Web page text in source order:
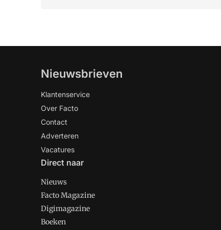
Nieuwsbrieven
Klantenservice
Over Facto
Contact
Adverteren
Vacatures
Direct naar
Nieuws
Facto Magazine
Digimagazine
Boeken